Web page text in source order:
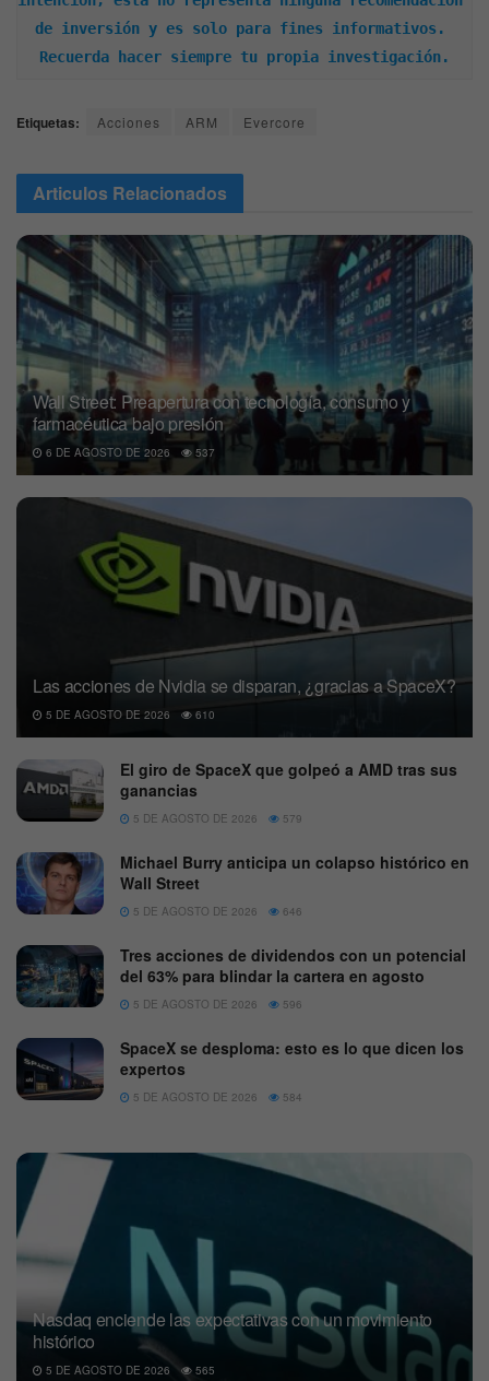
de inversión y es solo para fines informativos.
Recuerda hacer siempre tu propia investigación.
Etiquetas: Acciones ARM Evercore
Articulos Relacionados
Wall Street: Preapertura con tecnología, consumo y
farmacéutica bajo presión
6 DE AGOSTO DE 2026 537
Las acciones de Nvidia se disparan, ¿gracias a SpaceX?
5 DE AGOSTO DE 2026 610
El giro de SpaceX que golpeó a AMD tras sus
ganancias
5 DE AGOSTO DE 2026 579
Michael Burry anticipa un colapso histórico en
Wall Street
5 DE AGOSTO DE 2026 646
Tres acciones de dividendos con un potencial
del 63% para blindar la cartera en agosto
5 DE AGOSTO DE 2026 596
SpaceX se desploma: esto es lo que dicen los
expertos
5 DE AGOSTO DE 2026 584
Nasdaq enciende las expectativas con un movimiento
histórico
5 DE AGOSTO DE 2026 565